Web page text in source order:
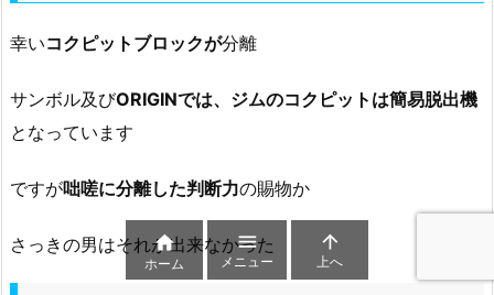
幸いコクピットブロックが分離
サンボル及びORIGINでは、ジムのコクピットは簡易脱出機
となっています
ですが咄嗟に分離した判断力の賜物か
さっきの男はそれが出来なかった

ホーム

メニュー

上へ